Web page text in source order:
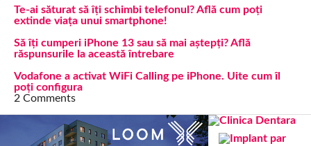
Te-ai săturat să îți schimbi telefonul? Află cum poți
extinde viața unui smartphone!
Să îți cumperi iPhone 13 sau să mai aștepți? Află
răspunsurile la această întrebare
Vodafone a activat WiFi Calling pe iPhone. Uite cum îl
poți configura
2 Comments